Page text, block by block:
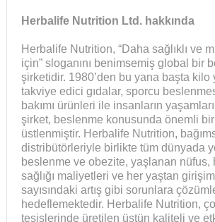
Herbalife Nutrition Ltd. hakkında
Herbalife Nutrition, “Daha sağlıklı ve
için” sloganını benimsemiş global bir
şirketidir. 1980’den bu yana başta kilo
takviye edici gıdalar, sporcu
bakımı ürünleri ile insanların
şirket, beslenme konusunda önemli
üstlenmiştir. Herbalife Nutrition,
distribütörleriyle birlikte tüm dünyada
beslenme ve obezite, yaşlanan nüfus,
sağlığı maliyetleri ve her yaştan
sayısındaki artış gibi sorunlara
hedeflemektedir. Herbalife Nutrition,
tesislerinde üretilen üstün kaliteli ve